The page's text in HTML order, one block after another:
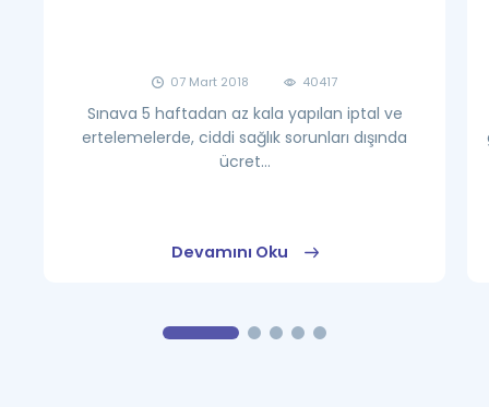
07 Mart 2018 40417
Sınava 5 haftadan az kala yapılan iptal ve
ertelemelerde, ciddi sağlık sorunları dışında
ücret...
Devamını Oku